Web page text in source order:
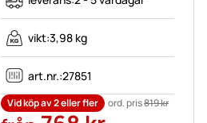
vikt:3,98 kg
art.nr.:27851
Vid köp av 2 eller fler ord. pris819kr